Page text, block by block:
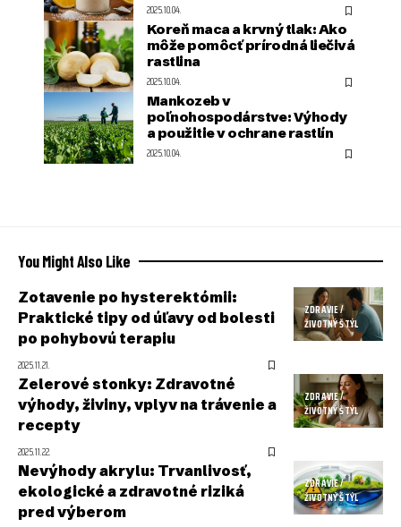
2025.10.04.
Koreň maca a krvný tlak: Ako
môže pomôcť prírodná liečivá
rastlina
2025.10.04.
Mankozeb v
poľnohospodárstve: Výhody
a použitie v ochrane rastlín
2025.10.04.
You Might Also Like
ZDRAVIE /
ŽIVOTNÝ ŠTÝL
Zotavenie po hysterektómii:
Praktické tipy od úľavy od bolesti
po pohybovú terapiu
2025.11.21.
ZDRAVIE /
ŽIVOTNÝ ŠTÝL
Zelerové stonky: Zdravotné
výhody, živiny, vplyv na trávenie a
recepty
2025.11.22.
ZDRAVIE /
ŽIVOTNÝ ŠTÝL
Nevýhody akrylu: Trvanlivosť,
ekologické a zdravotné riziká
pred výberom